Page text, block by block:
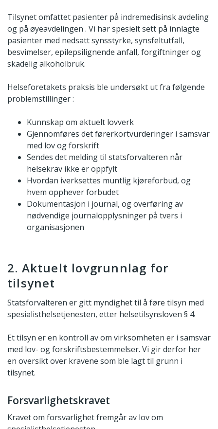
Tilsynet omfattet pasienter på indremedisinsk avdeling
og på øyeavdelingen . Vi har spesielt sett på innlagte
pasienter med nedsatt synsstyrke, synsfeltutfall,
besvimelser, epilepsilignende anfall, forgiftninger og
skadelig alkoholbruk.
Helseforetakets praksis ble undersøkt ut fra følgende
problemstillinger :
Kunnskap om aktuelt lovverk
Gjennomføres det førerkortvurderinger i samsvar
med lov og forskrift
Sendes det melding til statsforvalteren når
helsekrav ikke er oppfylt
Hvordan iverksettes muntlig kjøreforbud, og
hvem opphever forbudet
Dokumentasjon i journal, og overføring av
nødvendige journalopplysninger på tvers i
organisasjonen
2. Aktuelt lovgrunnlag for
tilsynet
Statsforvalteren er gitt myndighet til å føre tilsyn med
spesialisthelsetjenesten, etter helsetilsynsloven § 4.
Et tilsyn er en kontroll av om virksomheten er i samsvar
med lov- og forskriftsbestemmelser. Vi gir derfor her
en oversikt over kravene som ble lagt til grunn i
tilsynet.
Forsvarlighetskravet
Kravet om forsvarlighet fremgår av lov om